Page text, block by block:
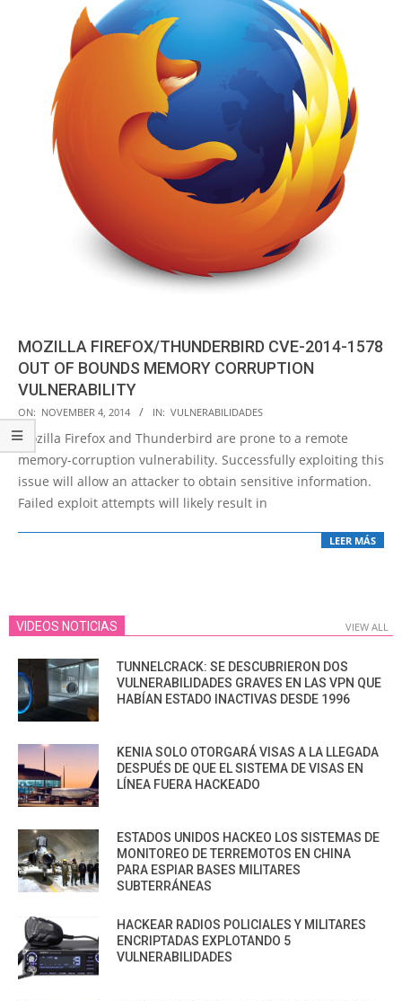
MOZILLA FIREFOX/THUNDERBIRD CVE-2014-1578
OUT OF BOUNDS MEMORY CORRUPTION
VULNERABILITY
2014-
11-
04
ON: NOVEMBER 4, 2014 IN: VULNERABILIDADES
Mozilla Firefox and Thunderbird are prone to a remote
memory-corruption vulnerability. Successfully exploiting this
issue will allow an attacker to obtain sensitive information.
Failed exploit attempts will likely result in
LEER MÁS
VIDEOS NOTICIAS VIEW ALL
TUNNELCRACK: SE DESCUBRIERON DOS
VULNERABILIDADES GRAVES EN LAS VPN QUE
HABÍAN ESTADO INACTIVAS DESDE 1996
KENIA SOLO OTORGARÁ VISAS A LA LLEGADA
DESPUÉS DE QUE EL SISTEMA DE VISAS EN
LÍNEA FUERA HACKEADO
ESTADOS UNIDOS HACKEO LOS SISTEMAS DE
MONITOREO DE TERREMOTOS EN CHINA
PARA ESPIAR BASES MILITARES
SUBTERRÁNEAS
HACKEAR RADIOS POLICIALES Y MILITARES
ENCRIPTADAS EXPLOTANDO 5
VULNERABILIDADES